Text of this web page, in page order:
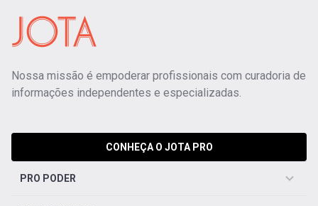
Nossa missão é empoderar profissionais com curadoria de
informações independentes e especializadas.
CONHEÇA O JOTA PRO
PRO PODER